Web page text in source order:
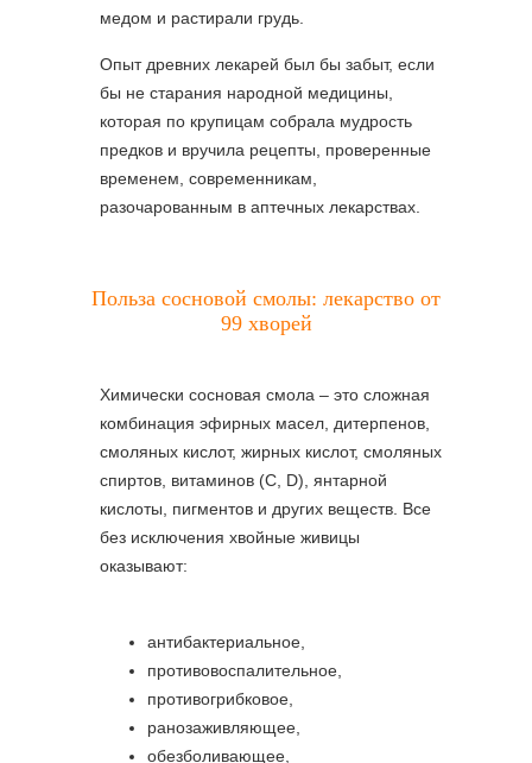
медом и растирали грудь.
Опыт древних лекарей был бы забыт, если
бы не старания народной медицины,
которая по крупицам собрала мудрость
предков и вручила рецепты, проверенные
временем, современникам,
разочарованным в аптечных лекарствах.
Польза сосновой смолы: лекарство от
99 хворей
Химически сосновая смола – это сложная
комбинация эфирных масел, дитерпенов,
смоляных кислот, жирных кислот, смоляных
спиртов, витаминов (С, D), янтарной
кислоты, пигментов и других веществ. Все
без исключения хвойные живицы
оказывают:
антибактериальное,
противовоспалительное,
противогрибковое,
ранозаживляющее,
обезболивающее,